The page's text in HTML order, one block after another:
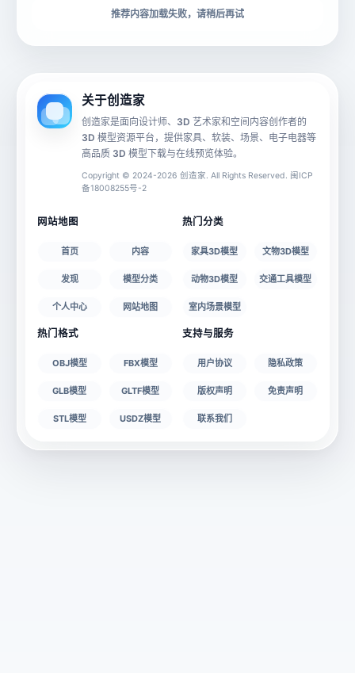
材质贴图
文件大小
推荐内容加载失败，请稍后再试
关于创造家
创造家是面向设计师、3D 艺术家和空间内容创作者的
3D 模型资源平台，提供家具、软装、场景、电子电器等
高品质 3D 模型下载与在线预览体验。
Copyright © 2024-2026 创造家. All Rights Reserved. 闽ICP
备18008255号-2
网站地图
首页 内容
发现 模型分类
个人中心 网站地图
热门分类
家具3D模型 文物3D模型
动物3D模型 交通工具模型
室内场景模型
热门格式
OBJ模型 FBX模型
GLB模型 GLTF模型
STL模型 USDZ模型
支持与服务
用户协议 隐私政策
版权声明 免责声明
联系我们